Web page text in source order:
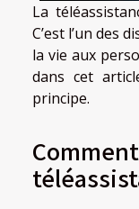
La
C’est l’un des
la vie aux
dans cet
principe.